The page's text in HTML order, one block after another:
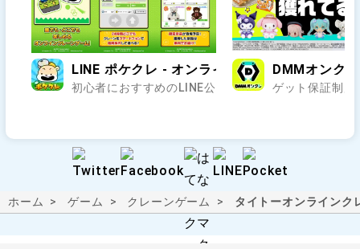
LINE ポケクレ - オンラインクレーンゲームア
初心者におすすめのLINE公式オンラインクレーンゲ
DMMオンク
ゲット保証制度
ホーム ゲーム クレーンゲーム タイトーオンラインク